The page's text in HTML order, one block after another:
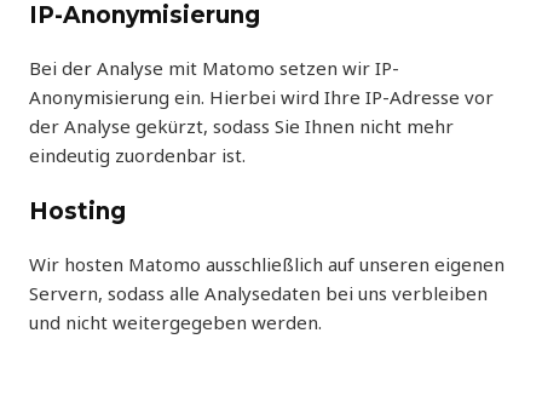
IP-Anonymisierung
Bei der Analyse mit Matomo setzen wir IP-
Anonymisierung ein. Hierbei wird Ihre IP-Adresse vor
der Analyse gekürzt, sodass Sie Ihnen nicht mehr
eindeutig zuordenbar ist.
Hosting
Wir hosten Matomo ausschließlich auf unseren eigenen
Servern, sodass alle Analysedaten bei uns verbleiben
und nicht weitergegeben werden.